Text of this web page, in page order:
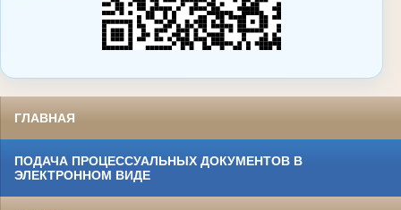
ГЛАВНАЯ
ПОДАЧА ПРОЦЕССУАЛЬНЫХ ДОКУМЕНТОВ В
ЭЛЕКТРОННОМ ВИДЕ